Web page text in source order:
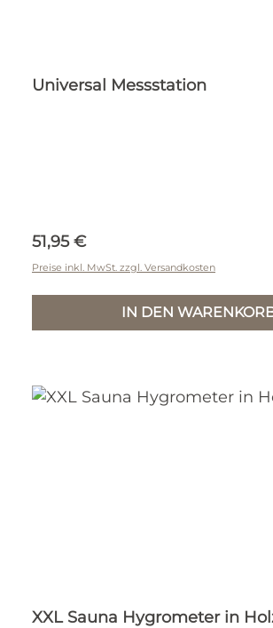
Universal Messstation
Regulärer Preis:
51,95 €
Preise inkl. MwSt. zzgl. Versandkosten
IN DEN
XXL Sauna Hygrometer in